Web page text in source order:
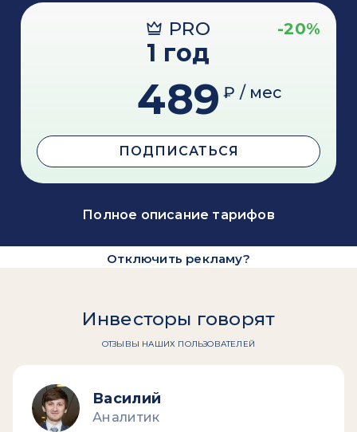
PRO -20%
1 год
489 ₽ / мес
ПОДПИСАТЬСЯ
Полное описание тарифов
Отключить рекламу?
Инвесторы говорят
ОТЗЫВЫ НАШИХ ПОЛЬЗОВАТЕЛЕЙ
Василий
Аналитик